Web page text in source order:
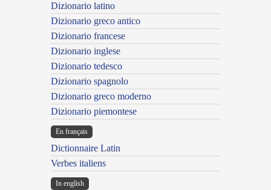
Dizionario latino
Dizionario greco antico
Dizionario francese
Dizionario inglese
Dizionario tedesco
Dizionario spagnolo
Dizionario greco moderno
Dizionario piemontese
En français
Dictionnaire Latin
Verbes italiens
In english